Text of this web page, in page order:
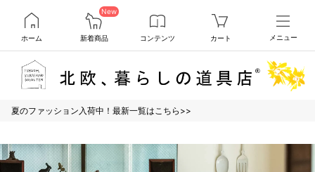
ホーム
New
新着商品 コンテンツ カート メニュー
夏のファッション入荷中！最新一覧はこちら>>